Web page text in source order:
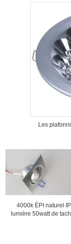
Les
4000k ÉPI naturel
lumière 50watt de